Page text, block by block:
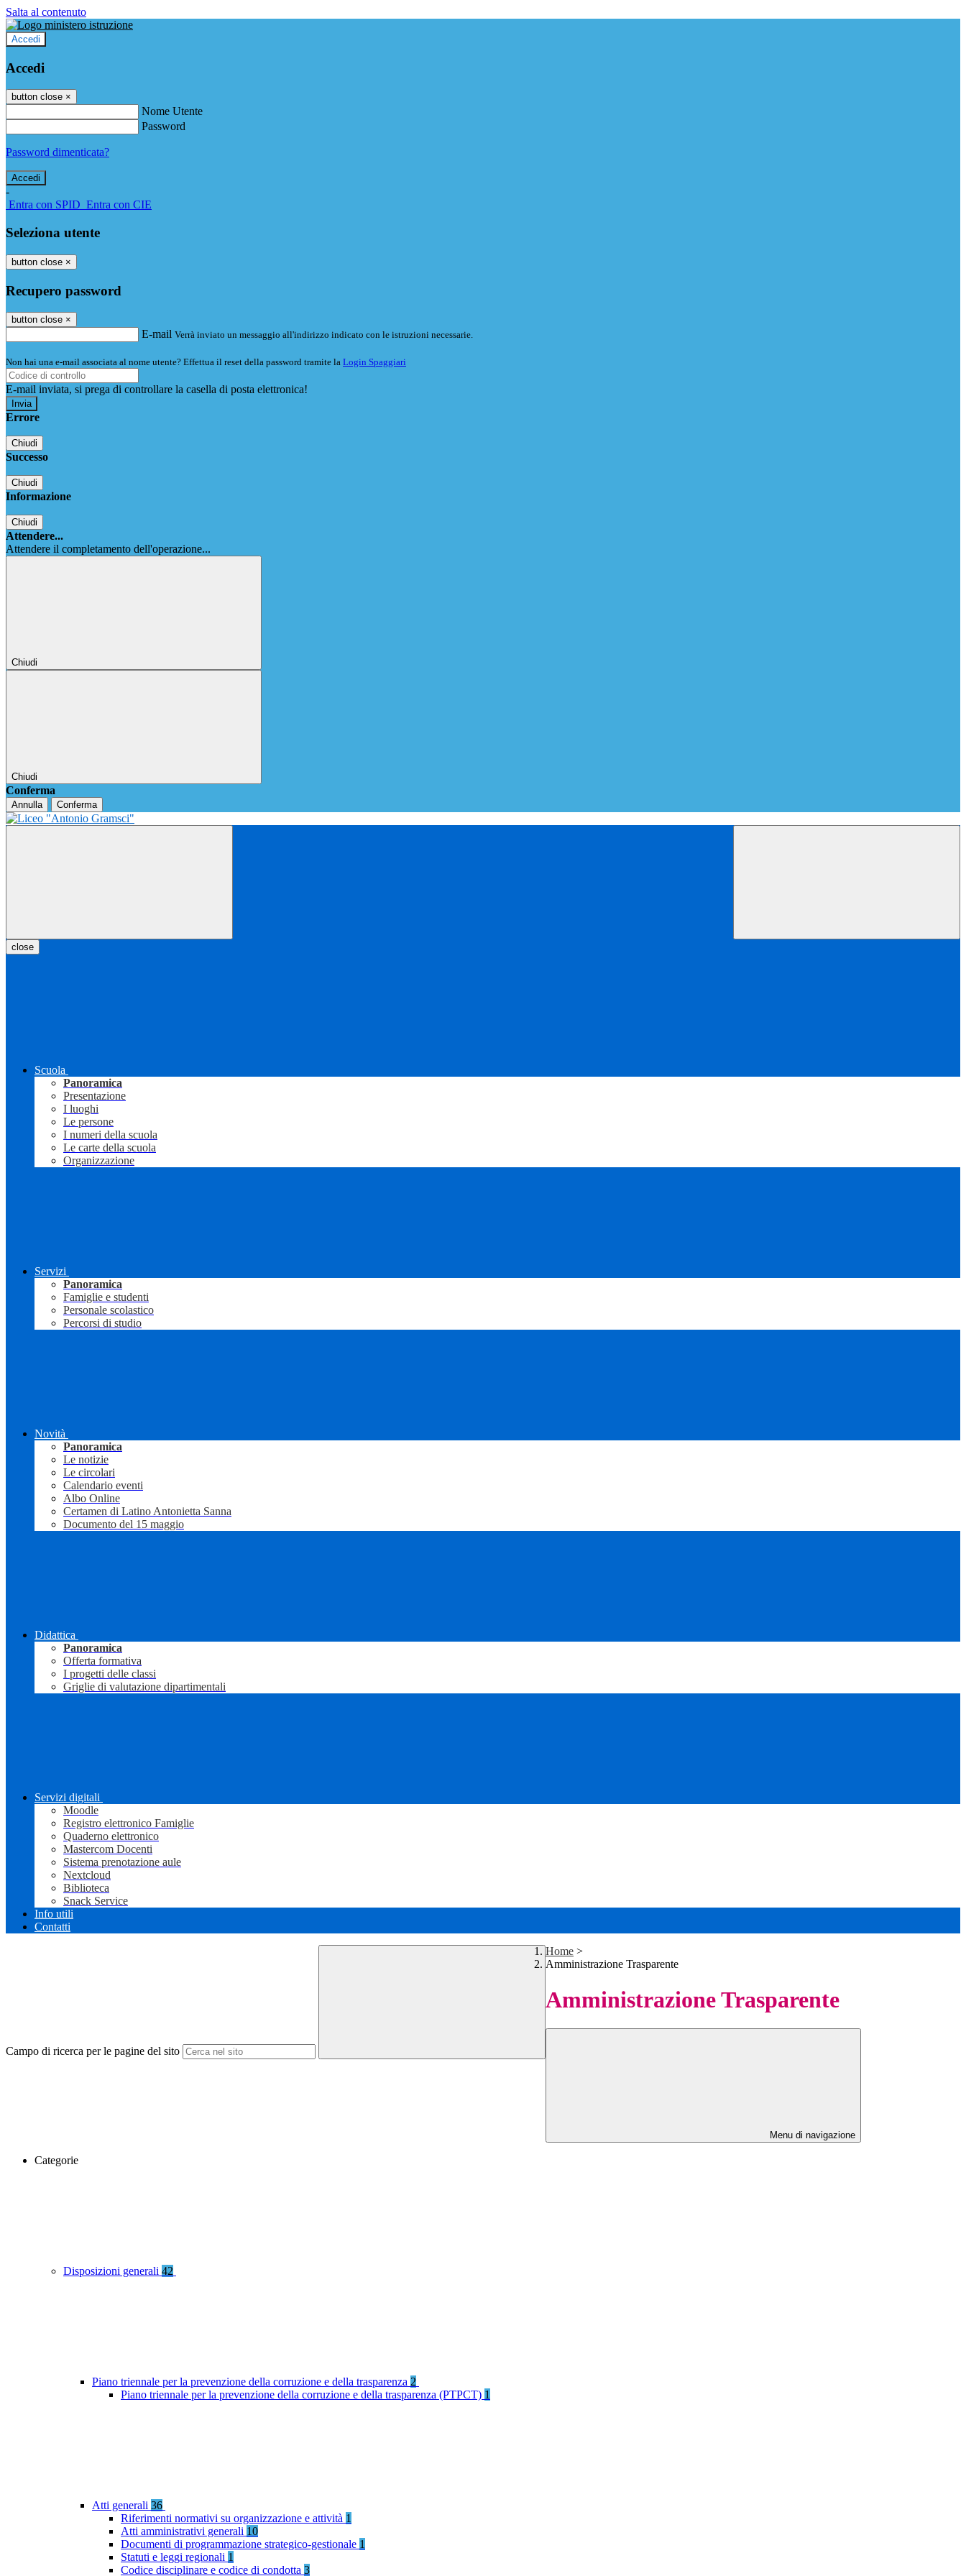
Salta al contenuto
Accedi
Accedi
button close ×
Nome Utente
Password
Password dimenticata?
-
Entra con SPID Entra con CIE
Seleziona utente
button close ×
Recupero password
button close ×
E-mail Verrà inviato un messaggio all'indirizzo indicato con le istruzioni necessarie.
Non hai una e-mail associata al nome utente? Effettua il reset della password tramite la Login Spaggiari
E-mail inviata, si prega di controllare la casella di posta elettronica!
Errore
Chiudi
Successo
Chiudi
Informazione
Chiudi
Attendere...
Attendere il completamento dell'operazione...
Chiudi
Chiudi
Conferma
Annulla Conferma
close
Scuola
Panoramica
Presentazione
I luoghi
Le persone
I numeri della scuola
Le carte della scuola
Organizzazione
Servizi
Panoramica
Famiglie e studenti
Personale scolastico
Percorsi di studio
Novità
Panoramica
Le notizie
Le circolari
Calendario eventi
Albo Online
Certamen di Latino Antonietta Sanna
Documento del 15 maggio
Didattica
Panoramica
Offerta formativa
I progetti delle classi
Griglie di valutazione dipartimentali
Servizi digitali
Moodle
Registro elettronico Famiglie
Quaderno elettronico
Mastercom Docenti
Sistema prenotazione aule
Nextcloud
Biblioteca
Snack Service
Info utili
Contatti
Campo di ricerca per le pagine del sito
Home >
Amministrazione Trasparente
Amministrazione Trasparente
Menu di navigazione
Categorie
Disposizioni generali 42
Piano triennale per la prevenzione della corruzione e della trasparenza 2
Piano triennale per la prevenzione della corruzione e della trasparenza (PTPCT) 1
Atti generali 36
Riferimenti normativi su organizzazione e attività 1
Atti amministrativi generali 10
Documenti di programmazione strategico-gestionale 1
Statuti e leggi regionali 1
Codice disciplinare e codice di condotta 3